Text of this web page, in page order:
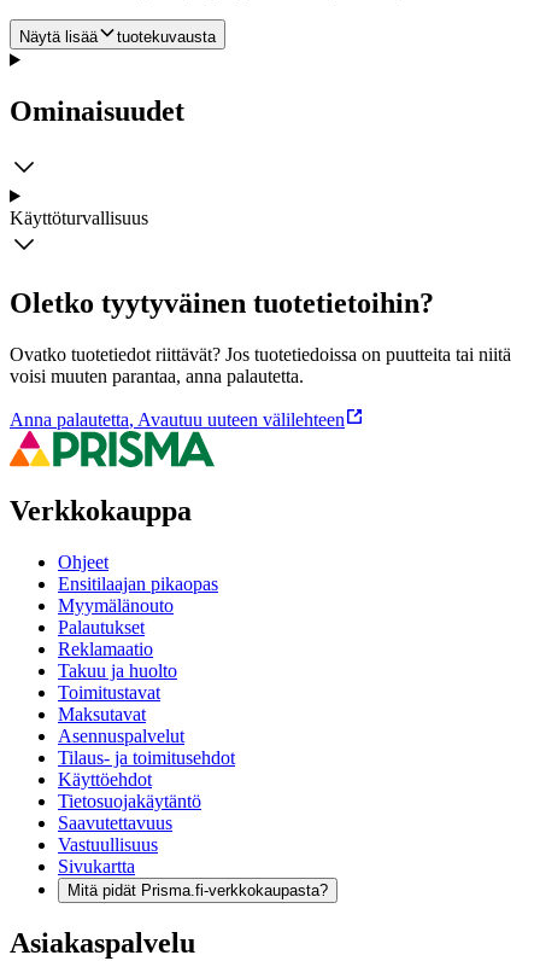
Näytä lisää tuotekuvausta
Ominaisuudet
Käyttöturvallisuus
Oletko tyytyväinen tuotetietoihin?
Ovatko tuotetiedot riittävät? Jos tuotetiedoissa on puutteita tai niitä
voisi muuten parantaa, anna palautetta.
Anna palautetta, Avautuu uuteen välilehteen
Verkkokauppa
Ohjeet
Ensitilaajan pikaopas
Myymälänouto
Palautukset
Reklamaatio
Takuu ja huolto
Toimitustavat
Maksutavat
Asennuspalvelut
Tilaus- ja toimitusehdot
Käyttöehdot
Tietosuojakäytäntö
Saavutettavuus
Vastuullisuus
Sivukartta
Mitä pidät Prisma.fi-verkkokaupasta?
Asiakaspalvelu